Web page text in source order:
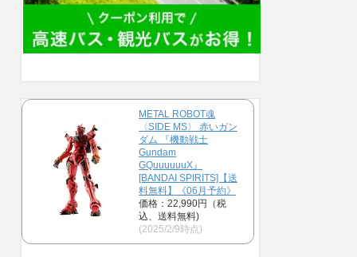
METAL ROBOT魂
〈SIDE MS〉 赤いガン
ダム 『機動戦士
Gundam
GQuuuuuuX』
[BANDAI SPIRITS]【送
料無料】《06月予約》
価格：22,990円（税
込、送料無料)
(2025/2/9時点)